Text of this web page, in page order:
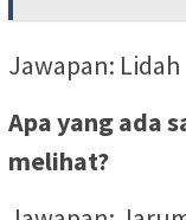
Jawapan: Lidah
Apa yang ada
melihat?